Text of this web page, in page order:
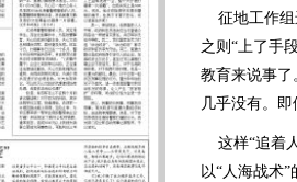
征地工作组
之则“上了手
教育来说事了
几乎没有。
这样“追着
以“人海战术